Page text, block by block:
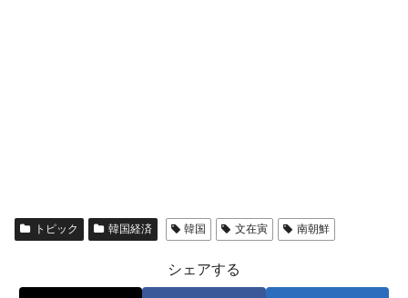
トピック 韓国経済 韓国 文在寅 南朝鮮
シェアする